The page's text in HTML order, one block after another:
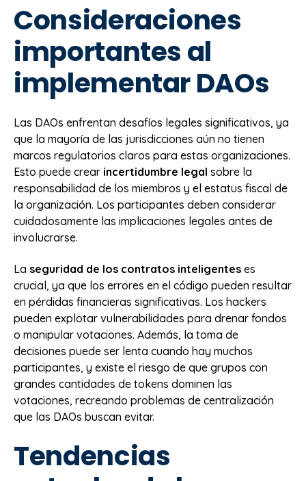
Consideraciones
importantes al
implementar DAOs
Las DAOs enfrentan desafíos legales significativos, ya
que la mayoría de las jurisdicciones aún no tienen
marcos regulatorios claros para estas organizaciones.
Esto puede crear incertidumbre legal sobre la
responsabilidad de los miembros y el estatus fiscal de
la organización. Los participantes deben considerar
cuidadosamente las implicaciones legales antes de
involucrarse.
La seguridad de los contratos inteligentes es
crucial, ya que los errores en el código pueden resultar
en pérdidas financieras significativas. Los hackers
pueden explotar vulnerabilidades para drenar fondos
o manipular votaciones. Además, la toma de
decisiones puede ser lenta cuando hay muchos
participantes, y existe el riesgo de que grupos con
grandes cantidades de tokens dominen las
votaciones, recreando problemas de centralización
que las DAOs buscan evitar.
Tendencias